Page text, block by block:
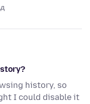
history, so
I could disable it